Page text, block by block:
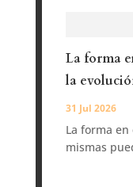
La forma
la
31 Jul 2026
La forma
mismas